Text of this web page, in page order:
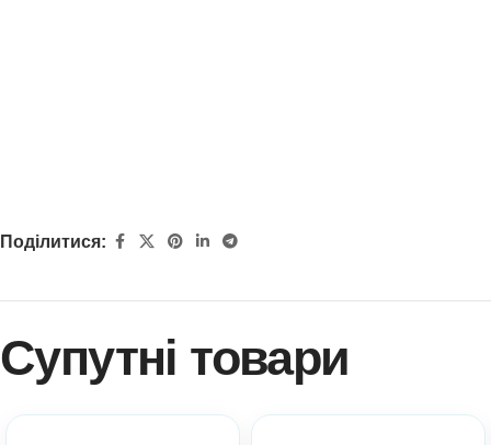
Поділитися:
Супутні товари